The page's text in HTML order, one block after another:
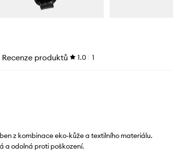
Recenze produktů 1.0 1
z kombinace eko-kůže a textilního materiálu.
a odolná proti poškození.